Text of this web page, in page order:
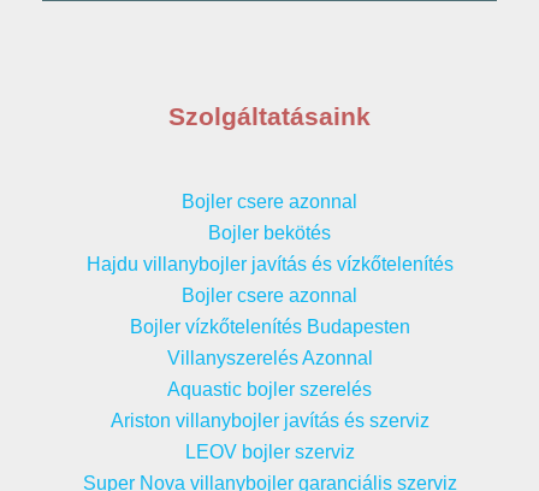
Szolgáltatásaink
Bojler csere azonnal
Bojler bekötés
Hajdu villanybojler javítás és vízkőtelenítés
Bojler csere azonnal
Bojler vízkőtelenítés Budapesten
Villanyszerelés Azonnal
Aquastic bojler szerelés
Ariston villanybojler javítás és szerviz
LEOV bojler szerviz
Super Nova villanybojler garanciális szerviz